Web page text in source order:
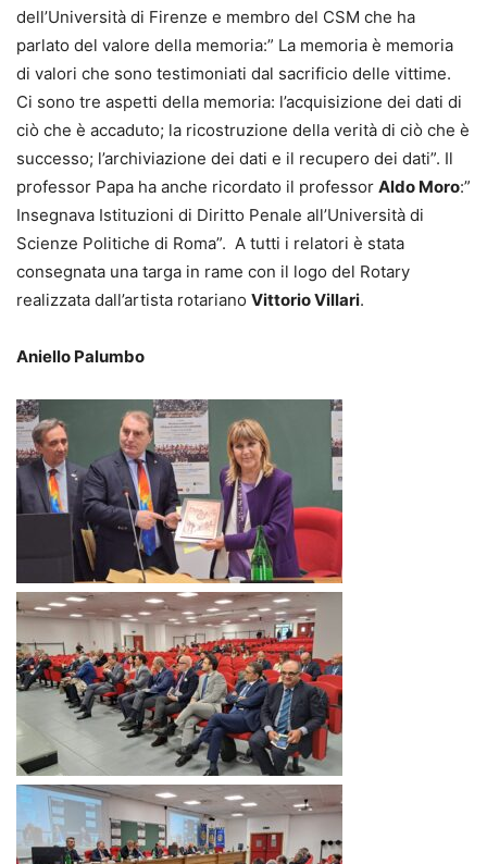
dell’Università di Firenze e membro del CSM che ha
parlato del valore della memoria:” La memoria è memoria
di valori che sono testimoniati dal sacrificio delle vittime.
Ci sono tre aspetti della memoria: l’acquisizione dei dati di
ciò che è accaduto; la ricostruzione della verità di ciò che è
successo; l’archiviazione dei dati e il recupero dei dati”. Il
professor Papa ha anche ricordato il professor Aldo Moro:”
Insegnava Istituzioni di Diritto Penale all’Università di
Scienze Politiche di Roma”. A tutti i relatori è stata
consegnata una targa in rame con il logo del Rotary
realizzata dall’artista rotariano Vittorio Villari.
Aniello Palumbo